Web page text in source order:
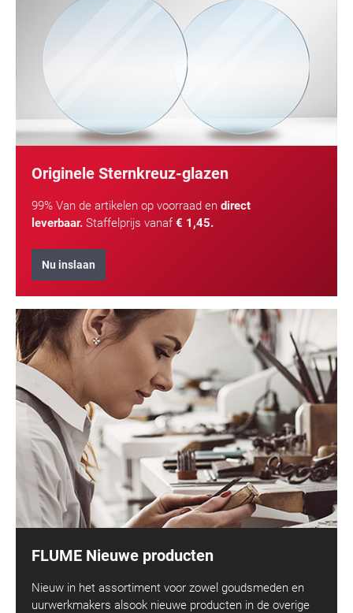
Originele Sternkreuz-glazen
99% Van de artikelen op voorraad en direct
leverbaar. Staffelprijs vanaf € 1,45.
Nu inslaan
FLUME Nieuwe producten
Nieuw in het assortiment voor zowel goudsmeden en
uurwerkmakers alsook nieuwe producten in de overige